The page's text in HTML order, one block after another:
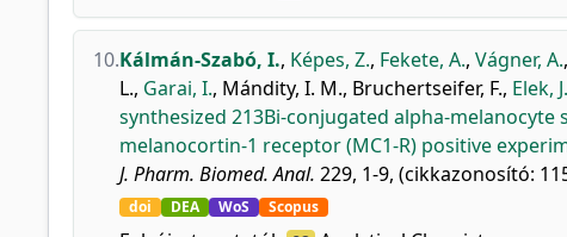
10.Kálmán-Szabó, I., Képes, Z., Fekete, A., Vágner, A.,
L., Garai, I., Mándity, I. M., Bruchertseifer, F., Elek, J.
synthesized 213Bi-conjugated alpha-
melanocortin-1 receptor (MC1-R) positive
J. Pharm. Biomed. Anal. 229, 1-9, (cikkazonosító:
doi DEA WoS Scopus